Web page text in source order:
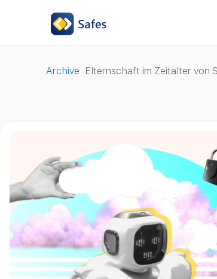
Archive Elternschaft im Zeitalter von